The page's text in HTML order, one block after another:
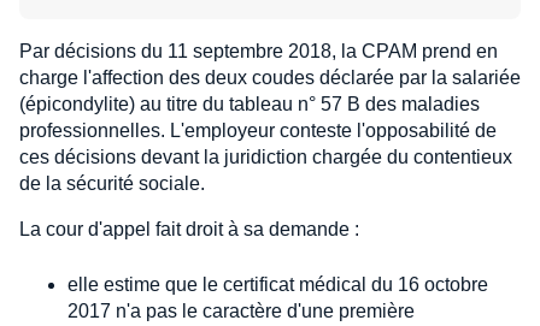
Par décisions du 11 septembre 2018, la CPAM prend en
charge l'affection des deux coudes déclarée par la salariée
(épicondylite) au titre du tableau n° 57 B des maladies
professionnelles. L'employeur conteste l'opposabilité de
ces décisions devant la juridiction chargée du contentieux
de la sécurité sociale.
La cour d'appel fait droit à sa demande :
elle estime que le certificat médical du 16 octobre
2017 n'a pas le caractère d'une première